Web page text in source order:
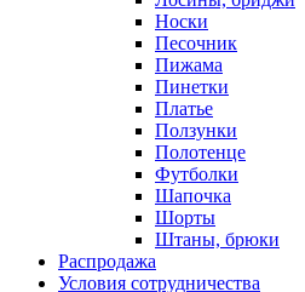
Носки
Песочник
Пижама
Пинетки
Платье
Ползунки
Полотенце
Футболки
Шапочка
Шорты
Штаны, брюки
Распродажа
Условия сотрудничества